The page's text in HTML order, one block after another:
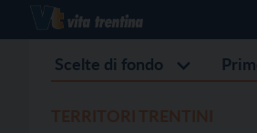
Scelte di fondo